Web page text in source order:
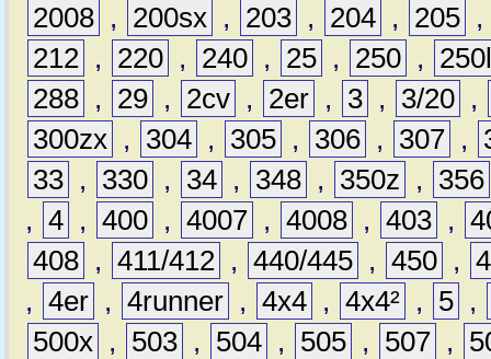
2008 , 200sx , 203 , 204 , 205 ,
212 , 220 , 240 , 25 , 250 ,
288 , 29 , 2cv , 2er , 3 , 3/20 ,
300zx , 304 , 305 , 306 , 307 ,
33 , 330 , 34 , 348 , 350z ,
356
, 4 , 400 , 4007 , 4008 , 403 ,
408 , 411/412 , 440/445 , 450 ,
, 4er , 4runner , 4x4 , 4x4² , 5 ,
500x , 503 , 504 , 505 , 507 ,